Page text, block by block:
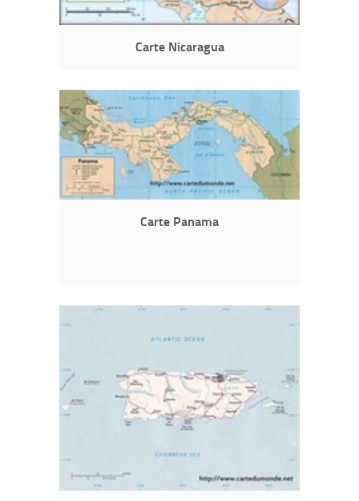
Carte Nicaragua
Carte Panama